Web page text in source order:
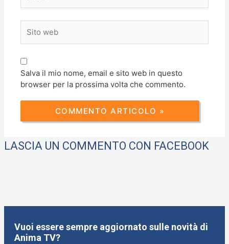
web
Salva il mio nome, email e sito web in questo
browser per la prossima volta che commento.
LASCIA UN COMMENTO CON FACEBOOK
Vuoi essere sempre aggiornato sulle novità di
Anima TV?